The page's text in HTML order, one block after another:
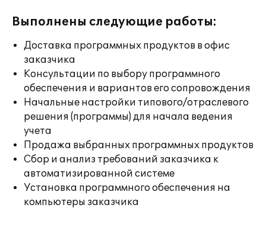
Выполнены следующие работы:
Доставка программных продуктов в офис
заказчика
Консультации по выбору программного
обеспечения и вариантов его сопровождения
Начальные настройки типового/отраслевого
решения (программы) для начала ведения
учета
Продажа выбранных программных продуктов
Сбор и анализ требований заказчика к
автоматизированной системе
Установка программного обеспечения на
компьютеры заказчика